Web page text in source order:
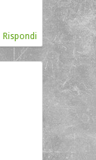
Rispondi